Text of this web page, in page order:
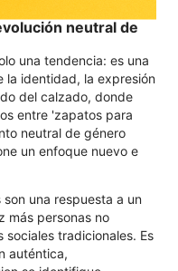
neutral de
una tendencia: es una
la identidad, la expresión
del calzado, donde
entre 'zapatos para
neutral de género
un enfoque nuevo e
una respuesta a un
más personas no
sociales tradicionales. Es
auténtica,